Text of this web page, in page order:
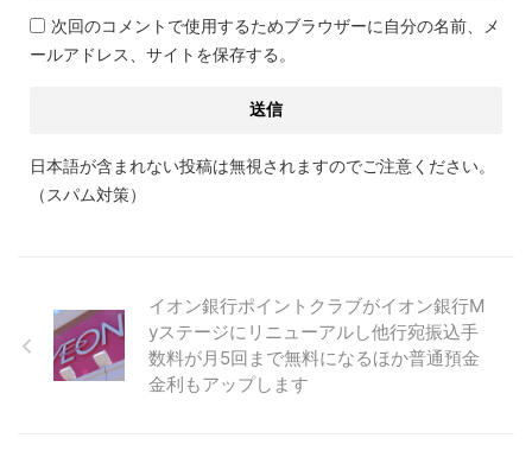
次回のコメントで使用するためブラウザーに自分の名前、メ
ールアドレス、サイトを保存する。
日本語が含まれない投稿は無視されますのでご注意ください。
（スパム対策）
イオン銀行ポイントクラブがイオン銀行M
yステージにリニューアルし他行宛振込手
数料が月5回まで無料になるほか普通預金
金利もアップします